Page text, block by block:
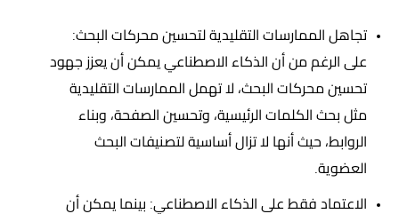
تجاهل الممارسات التقليدية لتحسين محركات البحث:
على الرغم من أن الذكاء الاصطناعي يمكن أن يعزز جهود
تحسين محركات البحث، لا تهمل الممارسات التقليدية
مثل بحث الكلمات الرئيسية، وتحسين الصفحة، وبناء
الروابط، حيث أنها لا تزال أساسية لتصنيفات البحث
العضوية.
الاعتماد فقط على الذكاء الاصطناعي: بينما يمكن أن